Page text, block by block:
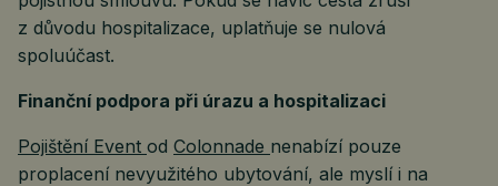
z důvodu hospitalizace, uplatňuje se nulová
spoluúčast.
Finanční podpora při úrazu a hospitalizaci
Pojištění Event od Colonnade nenabízí pouze
proplacení nevyužitého ubytování, ale myslí i na